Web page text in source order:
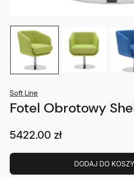
Soft Line
Fotel Obrotowy
5422.00 zł
DODAJ DO